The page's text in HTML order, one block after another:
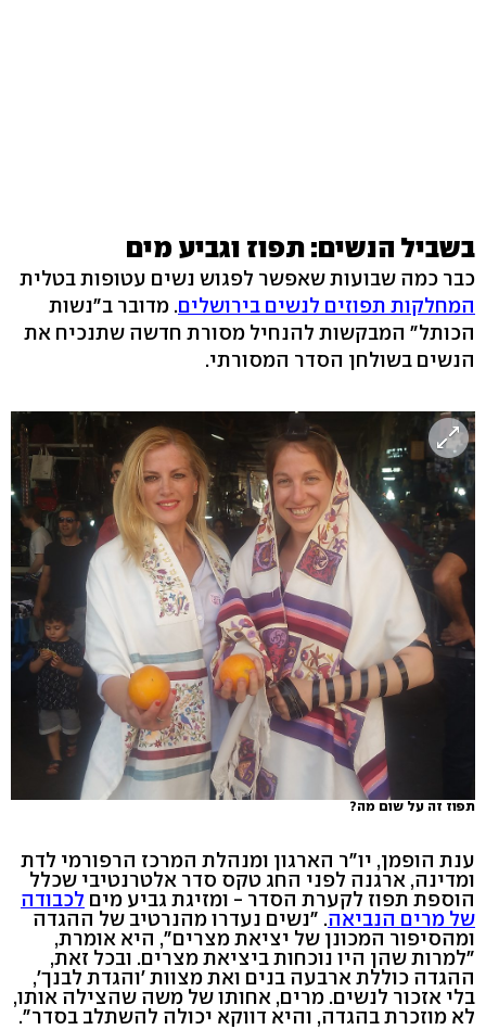
בשביל הנשים: תפוז וגביע מים
כבר כמה שבועות שאפשר לפגוש נשים עטופות בטלית
המחלקות תפוזים לנשים בירושלים. מדובר ב"נשות
הכותל" המבקשות להנחיל מסורת חדשה שתנכיח את
הנשים בשולחן הסדר המסורתי.
תפוז זה על שום מה?
ענת הופמן, יו"ר הארגון ומנהלת המרכז הרפורמי לדת
ומדינה, ארגנה לפני החג טקס סדר אלטרנטיבי שכלל
הוספת תפוז לקערת הסדר - ומזיגת גביע מים לכבודה
של מרים הנביאה. "נשים נעדרו מהנרטיב של ההגדה
ומהסיפור המכונן של יציאת מצרים", היא אומרת,
"למרות שהן היו נוכחות ביציאת מצרים. ובכל זאת,
ההגדה כוללת ארבעה בנים ואת מצוות 'והגדת לבנך',
בלי אזכור לנשים. מרים, אחותו של משה שהצילה אותו,
לא מוזכרת בהגדה, והיא דווקא יכולה להשתלב בסדר".